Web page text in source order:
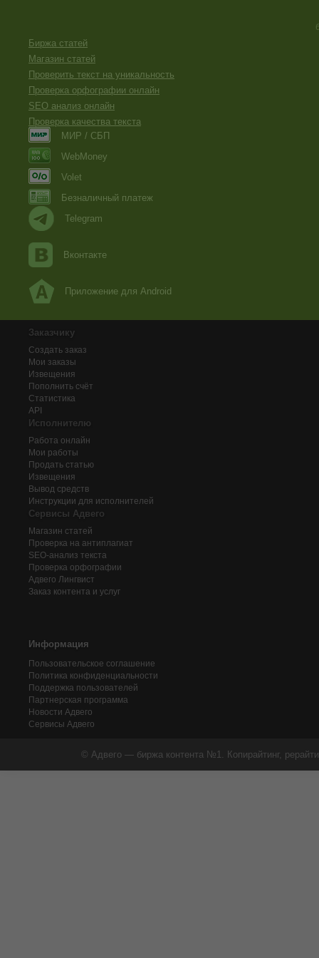
Биржа статей
Магазин статей
Проверить текст на уникальность
Проверка орфографии онлайн
SEO анализ онлайн
Проверка качества текста
МИР / СБП
WebMoney
Volet
Безналичный платеж
Telegram
Вконтакте
Приложение для Android
Заказчику
Создать заказ
Мои заказы
Извещения
Пополнить счёт
Статистика
API
Исполнителю
Работа онлайн
Мои работы
Продать статью
Извещения
Вывод средств
Инструкции для исполнителей
Сервисы Адвего
Магазин статей
Проверка на антиплагиат
SEO-анализ текста
Проверка орфографии
Адвего Лингвист
Заказ контента и услуг
Информация
Пользовательское соглашение
Политика конфиденциальности
Поддержка пользователей
Партнерская программа
Новости Адвего
Сервисы Адвего
© Адвего — биржа контента №1. Копирайтинг,